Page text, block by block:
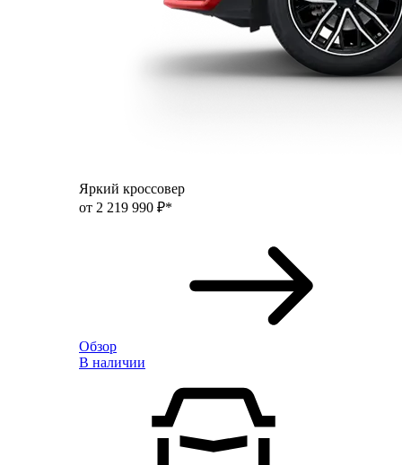
Яркий кроссовер
от 2 219 990 ₽*
Обзор
В наличии